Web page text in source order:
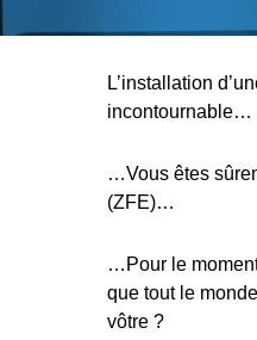
L’installation
incontournable…
…Vous êtes
(ZFE)…
…Pour le
que tout le
vôtre ?